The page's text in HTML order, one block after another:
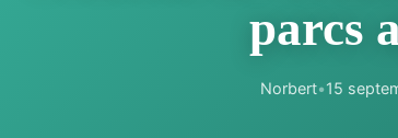
parcs
Norbert•15